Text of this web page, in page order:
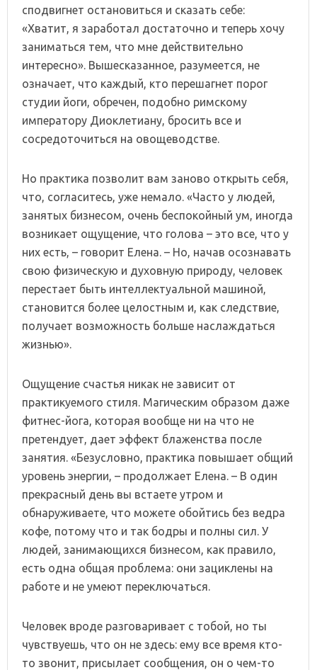
сподвигнет остановиться и сказать себе:
«Хватит, я заработал достаточно и теперь хочу
заниматься тем, что мне действительно
интересно». Вышесказанное, разумеется, не
означает, что каждый, кто перешагнет порог
студии йоги, обречен, подобно римскому
императору Диоклетиану, бросить все и
сосредоточиться на овощеводстве.
Но практика позволит вам заново открыть себя,
что, согласитесь, уже немало. «Часто у людей,
занятых бизнесом, очень беспокойный ум, иногда
возникает ощущение, что голова – это все, что у
них есть, – говорит Елена. – Но, начав осознавать
свою физическую и духовную природу, человек
перестает быть интеллектуальной машиной,
становится более целостным и, как следствие,
получает возможность больше наслаждаться
жизнью».
Ощущение счастья никак не зависит от
практикуемого стиля. Магическим образом даже
фитнес-йога, которая вообще ни на что не
претендует, дает эффект блаженства после
занятия. «Безусловно, практика повышает общий
уровень энергии, – продолжает Елена. – В один
прекрасный день вы встаете утром и
обнаруживаете, что можете обойтись без ведра
кофе, потому что и так бодры и полны сил. У
людей, занимающихся бизнесом, как правило,
есть одна общая проблема: они зациклены на
работе и не умеют переключаться.
Человек вроде разговаривает с тобой, но ты
чувствуешь, что он не здесь: ему все время кто-
то звонит, присылает сообщения, он о чем-то